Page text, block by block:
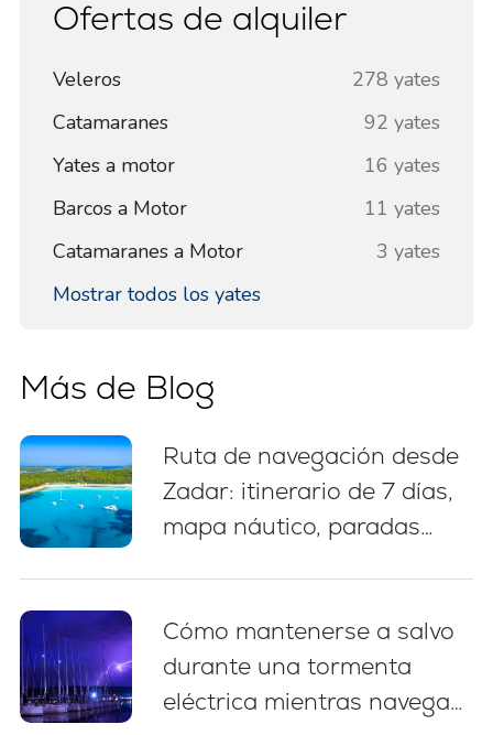
Ofertas de alquiler
Veleros
278 yates
Catamaranes
92 yates
Yates a motor
16 yates
Barcos a Motor
11 yates
Catamaranes a Motor
3 yates
Mostrar todos los yates
Más de Blog
Ruta de navegación desde
Zadar: itinerario de 7 días,
mapa náutico, paradas
Cómo mantenerse a salvo
durante una tormenta
eléctrica mientras navega